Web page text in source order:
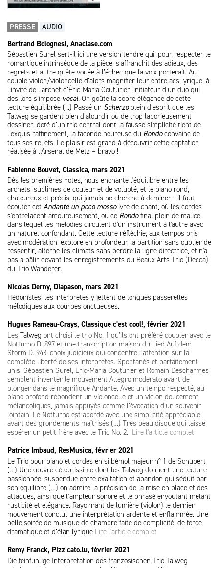
PRESSE
Bertrand Bolognesi, Anaclase.com
Sébastien Surel sert-il ici une version tendre qui, pour respecter le
romantique intrinsèque de la pièce, s’affranchit des adieux, des
regrets et autre quête vouée à l’échec que la voix porterait. Au
couple violon/violoncelle d’alors magnifier leur entrelacs lyrique, à
l’invite de l’archet d’Éric-Maria Couturier, initiateur d’un duo qui
dès lors s’impose vocal. On goûte la sobre élégance de cette
lecture équilibrée (...) Passé un Scherzo plein d’esprit que les
Talweg se gardent bien d’alourdir ou de trop laborieusement
dessiner, doté d’un trio central dont la fausse simplicité tient de
l’exquis raffinement, la faconde heureuse du Rondoconvainc de
tous ses reliefs. Le plaisir est grand à découvrir cette captation
réalisée à l’Arsenal de Metz – bravo !
Fabienne Bouvet, Classica, mars 2021
Dès les premières notes, nous enchante l'équilibre entre les
archets, sublimes de couleur et de volupté, et le piano rond,
chaleureux et précis, qui jamais ne cherche à dominer - il faut
écouter cet Andante un poco mossoivre de chant, où les cordes
s'entrelacent amoureusement, ou ce Rondofinal plein de malice,
dans lequel les mélodies circulent d'un instrument à l'autre avec
un naturel confondant. Cette lecture réfléchie, aux tempos pris
avec modération, explore en profondeur la partition sans oublier de
ressentir, alterne les climats sans perdre la ligne directrice, et n'a
pas à pâlir devant les enregistrements du Beaux Arts Trio (Decca),
du Trio Wanderer.
Nicolas Derny, Diapason, mars 2021
Hédonistes, les interprètes y jettent de longues passerelles
mélodiques aux courbes onctueuses.
Hugues Rameau-Crays, Classique c'est cool!, février 2021
Les Talweg ont choisi le trio No. 1 qu’ils ont préféré coupler avec le
Notturno D. 897 et une transcription maison du Lied Auf dem
Storm D. 943, choix judicieux qui concentre l’attention sur la
complète liberté de ses interprètes. Spontanés et parfaitement
unis, Sébastien Surel, Eric-Maria Couturier et Romain Descharmes
semblent inventer le mouvement Allegro moderato avant de
plonger dans le magnifique Andante. Avec un tempo respecté, au
piano profond répondent un violoncelle et un violon doucement
mélancoliques, jamais appuyés comme l’évocation d’un souvenir
lointain. Le Notturno est abordé avec une simplicité appréciable
avant des grondements maîtrisés (…) Très beau disque qui laisse
espérer un petit frère avec le Trio No. 2. Lire l'article complet
Patrice Imbaud, ResMusica, février 2021
Le Trio pour piano et cordes en si bémol majeur n° 1 de Schubert
(…) Une œuvre célébrissime dont les Talweg donnent une lecture
passionnée, suspendue entre exaltation et abandon qui séduit par
son équilibre (…) on admire la précision de la mise en place et des
attaques, ainsi que l’ampleur sonore et le phrasé envoutant mêlant
rusticité et élégance. Rayonnant de lumière (violon) le dernier
mouvement conclut une interprétation ardente et enflammée. Une
belle soirée de musique de chambre faite de complicité, de force
dramatique et d’élan lyrique Lire l'article complet
Remy Franck, Pizzicato.lu, février 2021
Die feinfühlige Interpretation des französischen Trio Talweg
AUDIO